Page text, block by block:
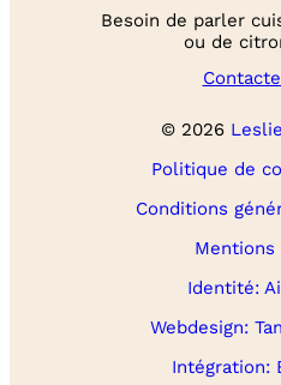
Besoin de parler
ou de
© 2026
Politique de
Conditions
Mentions
Identité:
Webdesign:
Intégration: